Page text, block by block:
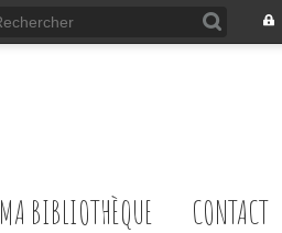
MA BIBLIOTHÈQUE CONTACT